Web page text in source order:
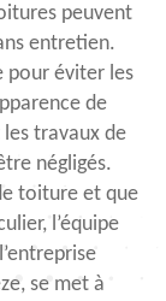
peuvent
entretien.
pour éviter les
de
travaux de
négligés.
toiture et que
l’équipe
se met à